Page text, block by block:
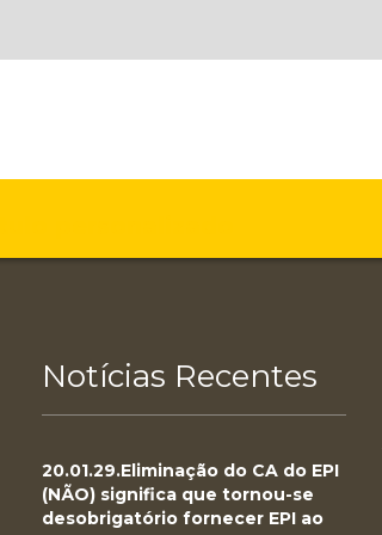
Notícias Recentes
20.01.29.Eliminação do CA do EPI
(NÃO) significa que tornou-se
desobrigatório fornecer EPI ao